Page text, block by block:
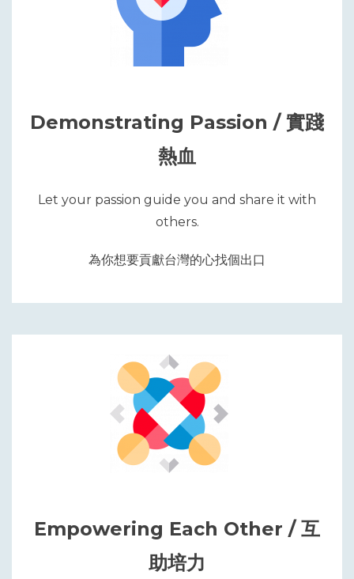
Demonstrating Passion / 實踐
熱血
Let your passion guide you and share it with
others.
為你想要貢獻台灣的心找個出口
Empowering Each Other / 互
助培力